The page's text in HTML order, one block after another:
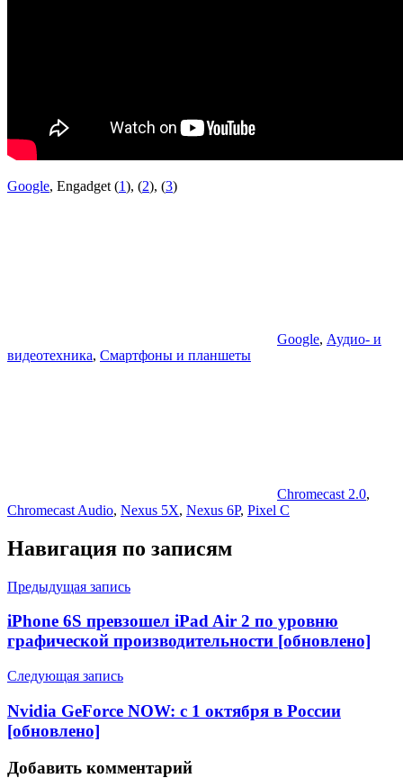
Google, Engadget (1), (2), (3)
Google, Аудио- и
видеотехника, Смартфоны и планшеты
Chromecast 2.0,
Chromecast Audio, Nexus 5X, Nexus 6P, Pixel C
Навигация по записям
Предыдущая запись
iPhone 6S превзошел iPad Air 2 по уровню
графической производительности [обновлено]
Следующая запись
Nvidia GeForce NOW: с 1 октября в России
[обновлено]
Добавить комментарий